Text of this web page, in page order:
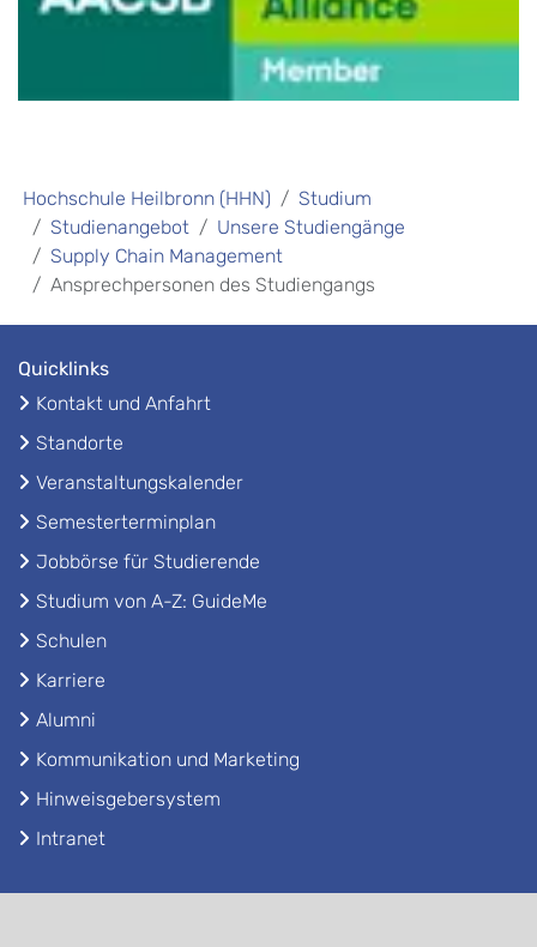
Hochschule Heilbronn (HHN)
Studium
Studienangebot
Unsere Studiengänge
Supply Chain Management
Ansprechpersonen des Studiengangs
Quicklinks
Kontakt und Anfahrt
Standorte
Veranstaltungskalender
Semesterterminplan
Jobbörse für Studierende
Studium von A-Z: GuideMe
Schulen
Karriere
Alumni
Kommunikation und Marketing
Hinweisgebersystem
Intranet